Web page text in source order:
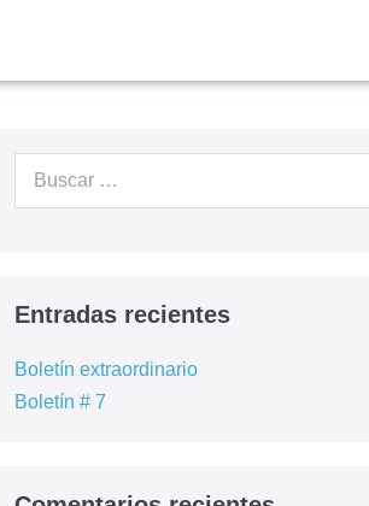
Entradas recientes
Boletín extraordinario
Boletín # 7